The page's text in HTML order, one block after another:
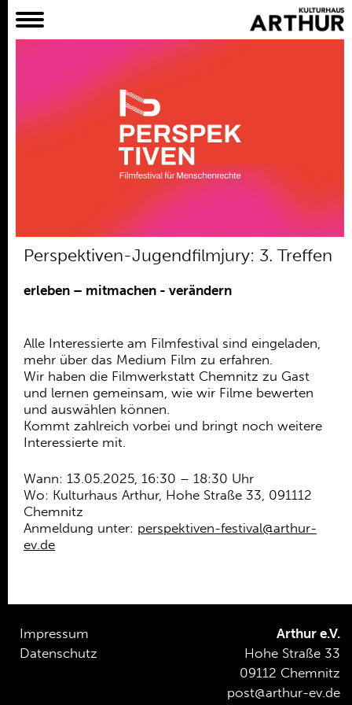
Projekte
Verein
Bundesfreiwilligendienst /
Ehrenamt
Kooperationen
Förderer
Kontakt
Perspektiven-Jugendfilmjury: 3. Treffen
erleben – mitmachen - verändern
Alle Interessierte am Filmfestival sind eingeladen,
mehr über das Medium Film zu erfahren.
Wir haben die Filmwerkstatt Chemnitz zu Gast
und lernen gemeinsam, wie wir Filme bewerten
und auswählen können.
Kommt zahlreich vorbei und bringt noch weitere
Interessierte mit.
Wann: 13.05.2025, 16:30 – 18:30 Uhr
Wo: Kulturhaus Arthur, Hohe Straße 33, 091112
Chemnitz
Anmeldung unter: perspektiven-festival@arthur-
ev.de
Impressum
Datenschutz
Arthur e.V.
Hohe Straße 33
09112 Chemnitz
post@arthur-ev.de